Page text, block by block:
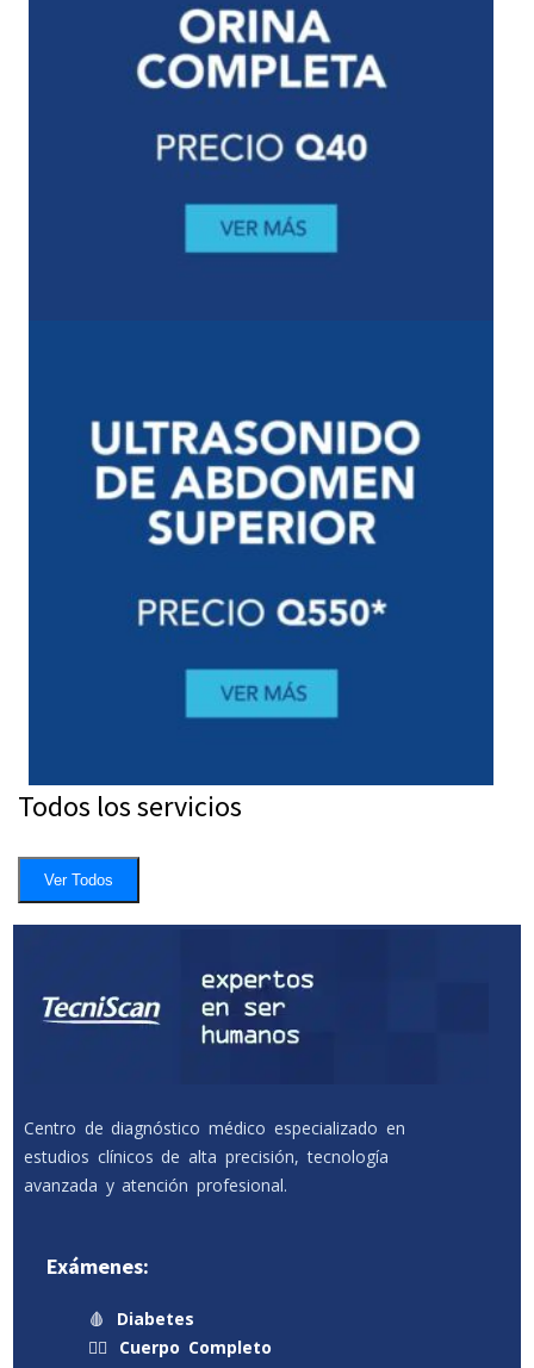
Todos los servicios
Ver Todos
Centro de diagnóstico médico especializado en
estudios clínicos de alta precisión, tecnología
avanzada y atención profesional.
Exámenes:
🩸
Diabetes
🧍‍♂️
Cuerpo Completo